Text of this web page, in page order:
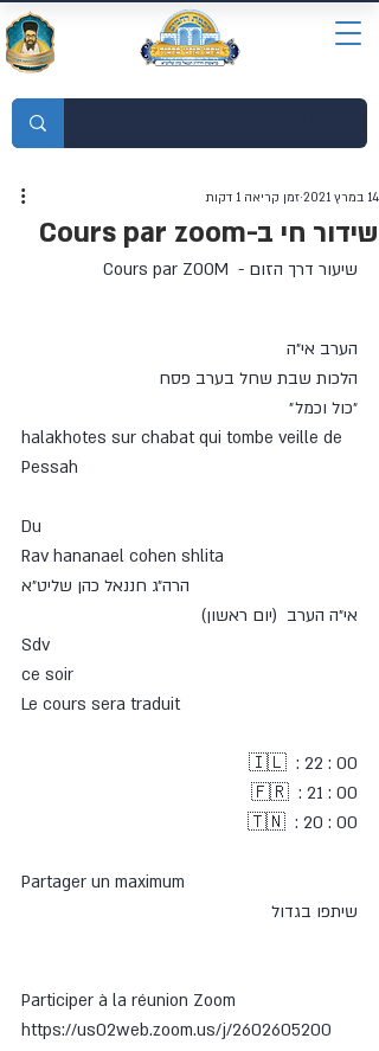
שידור חי ב-Cours par zoom
14 במרץ 2021 זמן קריאה 1 דקות
שיעור דרך הזום -  Cours par ZOOM
הערב אי״ה
הלכות שבת שחל בערב פסח
״כול וכמל״
halakhotes sur chabat qui tombe veille de
Pessah
Du
Rav hananael cohen shlita
‎הרה״ג חננאל כהן שליט״א
אי״ה הערב  (יום ראשון)
Sdv
ce soir
Le cours sera traduit
Partager un maximum
שיתפו בגדול
Participer à la réunion Zoom
https://us02web.zoom.us/j/2602605200